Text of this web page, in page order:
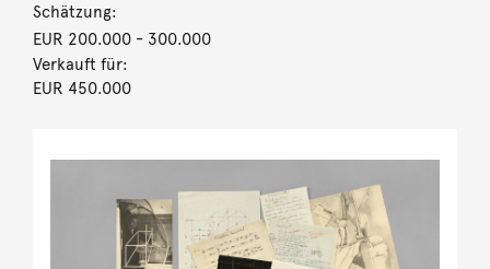
Schätzung:
EUR 200.000- 300.000
Verkauft für:
EUR 450.000